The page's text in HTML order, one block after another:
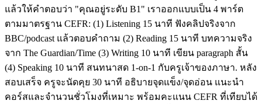
แล้วให้คำตอบว่า "คุณอยู่ระดับ B1" เราออกแบบเป็น 4 พาร์ต
ตามมาตรฐาน CEFR: (1) Listening 15 นาที ฟังคลิปจริงจาก
BBC/podcast แล้วตอบคำถาม (2) Reading 15 นาที บทความจริง
จาก The Guardian/Time (3) Writing 10 นาที เขียน paragraph สั้น
(4) Speaking 10 นาที สนทนาสด 1-on-1 กับครูเจ้าของภาษา. หลัง
สอบเสร็จ ครูจะนัดคุย 30 นาที อธิบายจุดแข็ง/จุดอ่อน แนะนำ
คอร์สและจำนวนชั่วโมงที่เหมาะ พร้อมคะแนน CEFR ที่เทียบได้